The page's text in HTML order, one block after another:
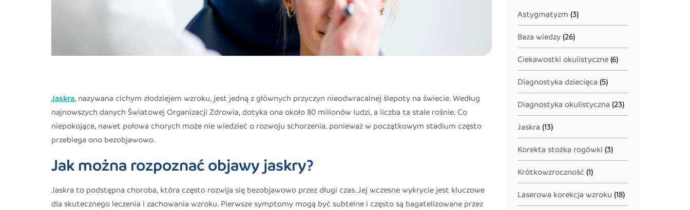
Jaskra, nazywana cichym złodziejem wzroku, jest jedną z głównych przyczyn nieodwracalnej ślepoty na świecie. Według
najnowszych danych Światowej Organizacji Zdrowia, dotyka ona około 80 milionów ludzi, a liczba ta stale rośnie. Co
niepokojące, nawet połowa chorych może nie wiedzieć o rozwoju schorzenia, ponieważ w początkowym stadium często
przebiega ono bezobjawowo.
Jak można rozpoznać objawy jaskry?
Jaskra to podstępna choroba, która często rozwija się bezobjawowo przez długi czas. Jej wczesne wykrycie jest kluczowe
dla skutecznego leczenia i zachowania wzroku. Pierwsze symptomy mogą być subtelne i często są bagatelizowane przez
Astygmatyzm (3)
Baza wiedzy (26)
Ciekawostki okulistyczne (6)
Diagnostyka dziecięca (5)
Diagnostyka okulistyczna (23)
Jaskra (13)
Korekta stożka rogówki (3)
Krótkowzroczność (1)
Laserowa korekcja wzroku (18)